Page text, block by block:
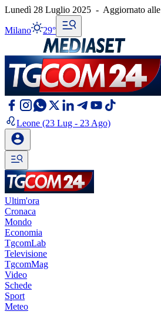
Lunedì 28 Luglio 2025 - Aggiornato alle
Milano 29°
Leone (23 Lug - 23 Ago)
Ultim'ora
Cronaca
Mondo
Economia
TgcomLab
Televisione
TgcomMag
Video
Schede
Sport
Meteo